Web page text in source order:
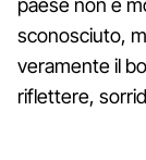
paese non è
sconosciuto,
veramente il
riflettere,